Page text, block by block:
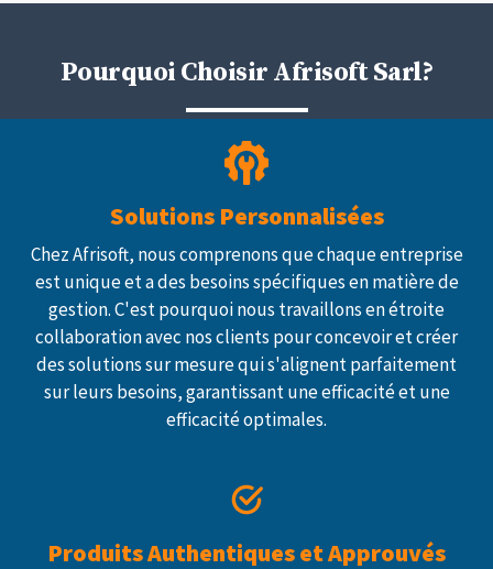
Pourquoi Choisir Afrisoft Sarl?
Solutions Personnalisées
Chez Afrisoft, nous comprenons que chaque entreprise
est unique et a des besoins spécifiques en matière de
gestion. C'est pourquoi nous travaillons en étroite
collaboration avec nos clients pour concevoir et créer
des solutions sur mesure qui s'alignent parfaitement
sur leurs besoins, garantissant une efficacité et une
efficacité optimales.
Produits Authentiques et Approuvés